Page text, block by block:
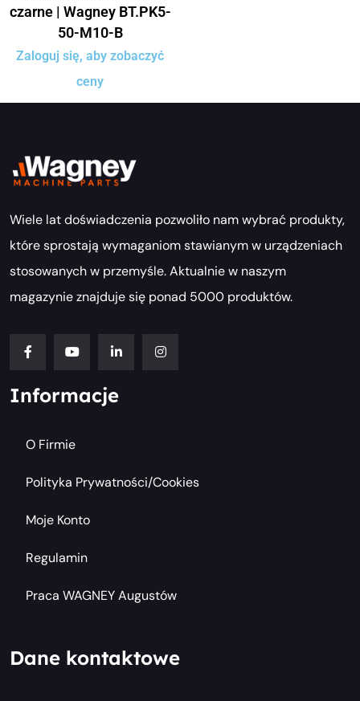
czarne | Wagney BT.PK5-
50-M10-B
Zaloguj się, aby zobaczyć
ceny
Wiele lat doświadczenia pozwoliło nam wybrać produkty,
które sprostają wymaganiom stawianym w urządzeniach
stosowanych w przemyśle. Aktualnie w naszym
magazynie znajduje się ponad 5000 produktów.
Informacje
O Firmie
Polityka Prywatności/cookies
Moje Konto
Regulamin
Praca WAGNEY Augustów
Dane kontaktowe